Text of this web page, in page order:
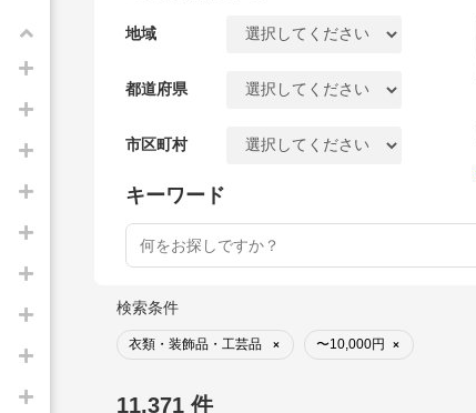
地域
都道府県
市区町村
キーワード
検索条件
衣類・装飾品・工芸品 × 〜10,000円 ×
11,371 件